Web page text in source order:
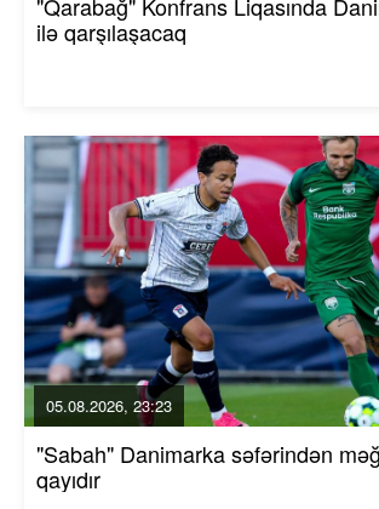
ilə qarşılaşacaq
05.08.2026, 23:23
"Sabah" Danimarka səfərindən
qayıdır